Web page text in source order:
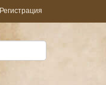
Регистрация